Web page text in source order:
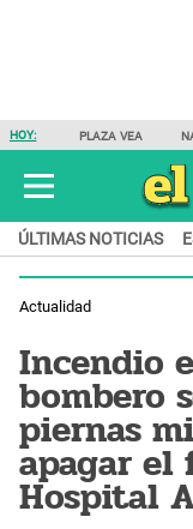
HOY: PLAZA VEA
ÚLTIMAS NOTICIAS
Actualidad
Incendio
bombero
piernas
apagar el
Hospital